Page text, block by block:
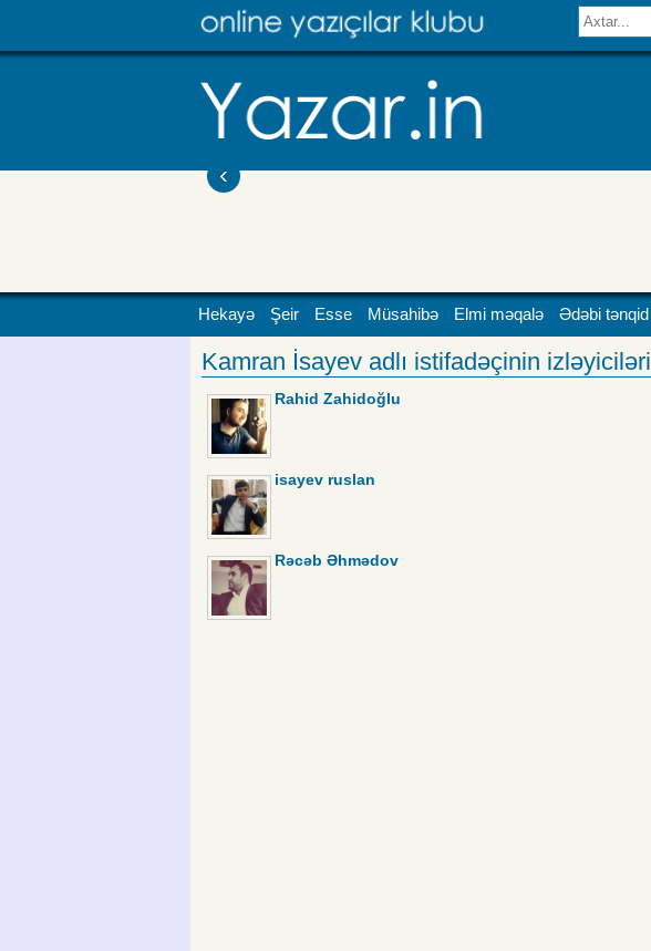
‹
Hekayə Şeir Esse Müsahibə Elmi məqalə Ədəbi tənqid
Kamran İsayev adlı istifadəçinin izləyiciləri
Rahid Zahidoğlu
isayev ruslan
Rəcəb Əhmədov